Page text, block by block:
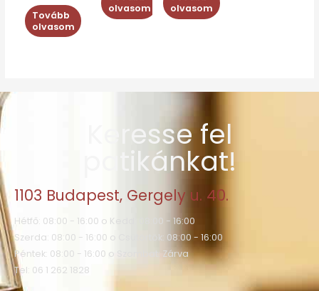
Tovább
olvasom
olvasom
olvasom
Keresse fel
patikánkat!
1103 Budapest, Gergely u. 40.
Hétfő: 08:00 - 16:00 o Kedd: 08:00 - 16:00
Szerda: 08:00 - 16:00 o Csütörtök: 08:00 - 16:00
Péntek: 08:00 - 16:00 o Szombat: Zárva
Tel: 06 1 262 1828